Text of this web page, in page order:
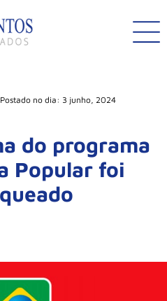
Postado no dia: 3 junho, 2024
do programa
Popular foi